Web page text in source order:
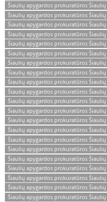
Šiaulių apygardos prokuratūros
Šiaulių apygardos prokuratūros
Šiaulių apygardos prokuratūros
Šiaulių apygardos prokuratūros
Šiaulių apygardos prokuratūros
Šiaulių apygardos prokuratūros
Šiaulių apygardos prokuratūros
Šiaulių apygardos prokuratūros
Šiaulių apygardos prokuratūros
Šiaulių apygardos prokuratūros
Šiaulių apygardos prokuratūros
Šiaulių apygardos prokuratūros
Šiaulių apygardos prokuratūros
Šiaulių apygardos prokuratūros
Šiaulių apygardos prokuratūros
Šiaulių apygardos prokuratūros
Šiaulių apygardos prokuratūros
Šiaulių apygardos prokuratūros
Šiaulių apygardos prokuratūros
Šiaulių apygardos prokuratūros
Šiaulių apygardos prokuratūros